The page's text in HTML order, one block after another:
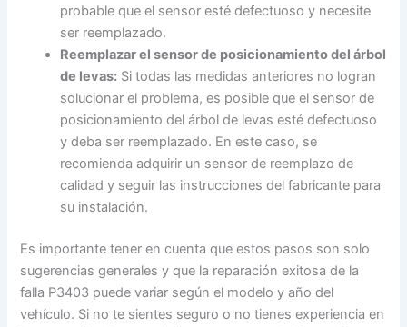
probable que el sensor esté defectuoso y necesite
ser reemplazado.
Reemplazar el sensor de posicionamiento del árbol
de levas: Si todas las medidas anteriores no logran
solucionar el problema, es posible que el sensor de
posicionamiento del árbol de levas esté defectuoso
y deba ser reemplazado. En este caso, se
recomienda adquirir un sensor de reemplazo de
calidad y seguir las instrucciones del fabricante para
su instalación.
Es importante tener en cuenta que estos pasos son solo
sugerencias generales y que la reparación exitosa de la
falla P3403 puede variar según el modelo y año del
vehículo. Si no te sientes seguro o no tienes experiencia en